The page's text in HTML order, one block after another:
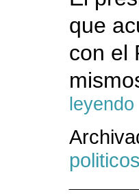
que
con el
leyendo
politicos